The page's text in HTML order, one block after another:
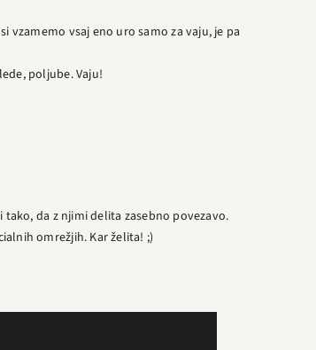
vzamemo vsaj eno uro samo za vaju, je pa
poljube. Vaju!
da z njimi delita zasebno povezavo.
omrežjih. Kar želita! ;)